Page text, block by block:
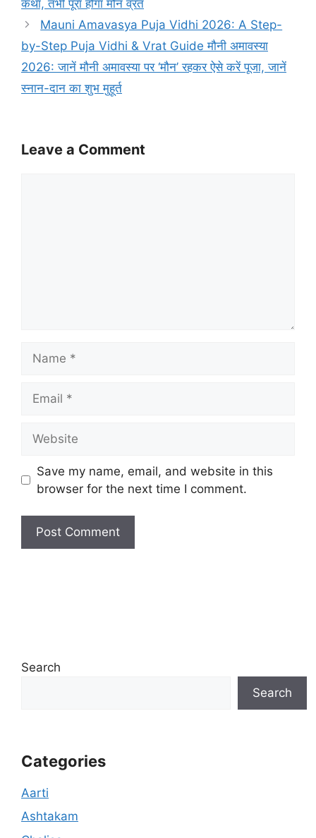
कथा, तभी पूरा होगा मौन व्रत
Mauni Amavasya Puja Vidhi 2026: A Step-
by-Step Puja Vidhi & Vrat Guide मौनी अमावस्या
2026: जानें मौनी अमावस्या पर ‘मौन’ रहकर ऐसे करें पूजा, जानें
स्नान-दान का शुभ मुहूर्त
Leave a Comment
Save my name, email, and website in this
browser for the next time I comment.
Search
Search
Categories
Aarti
Ashtakam